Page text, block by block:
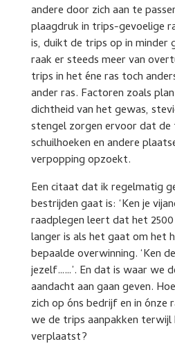
andere door zich aan te
plaagdruk in trips-gevoelige
is, duikt de trips op in minder
raak er steeds meer van
trips in het éne ras toch
ander ras. Factoren zoals
dichtheid van het gewas,
stengel zorgen ervoor dat de
schuilhoeken en andere
verpopping opzoekt.
Een citaat dat ik regelmatig
bestrijden gaat is: ‘Ken je
raadplegen leert dat het
langer is als het gaat om het
bepaalde overwinning. ‘Ken
jezelf……’. En dat is waar we
aandacht aan gaan geven.
zich op óns bedrijf en in ónze
we de trips aanpakken
verplaatst?